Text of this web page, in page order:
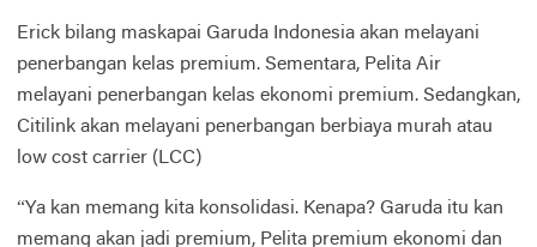
Erick bilang maskapai Garuda Indonesia akan melayani
penerbangan kelas premium. Sementara, Pelita Air
melayani penerbangan kelas ekonomi premium. Sedangkan,
Citilink akan melayani penerbangan berbiaya murah atau
low cost carrier (LCC)
“Ya kan memang kita konsolidasi. Kenapa? Garuda itu kan
memang akan jadi premium, Pelita premium ekonomi dan